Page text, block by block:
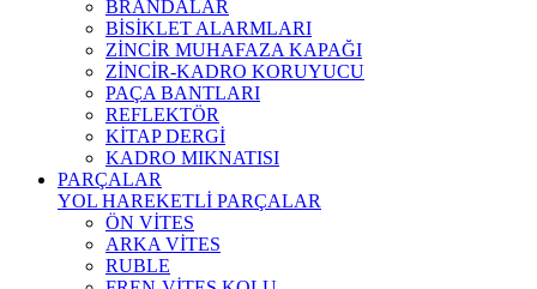
BRANDALAR
BİSİKLET ALARMLARI
ZİNCİR MUHAFAZA KAPAĞI
ZİNCİR-KADRO KORUYUCU
PAÇA BANTLARI
REFLEKTÖR
KİTAP DERGİ
KADRO MIKNATISI
PARÇALAR
YOL HAREKETLİ PARÇALAR
ÖN VİTES
ARKA VİTES
RUBLE